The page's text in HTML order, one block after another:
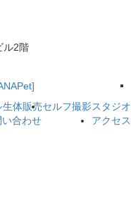
ル2階
生体販売セルフ撮影スタジオ
い合わせ アクセス